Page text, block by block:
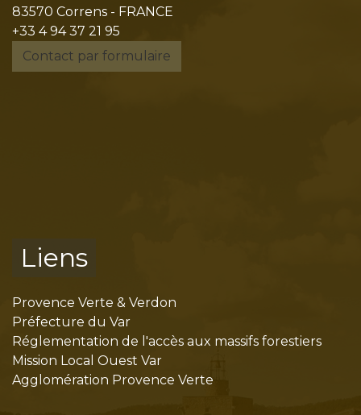
83570 Correns - FRANCE
+33 4 94 37 21 95
Contact par formulaire
Liens
Provence Verte & Verdon
Préfecture du Var
Réglementation de l'accès aux massifs forestiers
Mission Local Ouest Var
Agglomération Provence Verte